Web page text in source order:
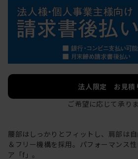
法人限定 お見積
ご希望に応じて承りま
腰部はしっかりとフィットし、肩部は
＆フリー機構を採用。パフォーマンス
ア「f」。